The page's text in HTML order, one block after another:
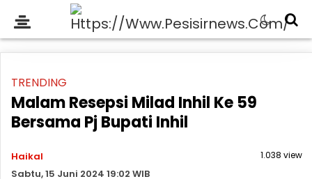
TRENDING
Malam Resepsi Milad Inhil Ke 59
Bersama Pj Bupati Inhil
Haikal
Sabtu, 15 Juni 2024 19:02 WIB
1.038 view